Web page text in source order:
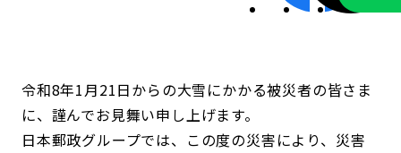
令和8年1月21日からの大雪にかかる被災者の皆さま
に、謹んでお見舞い申し上げます。
日本郵政グループでは、この度の災害により、災害